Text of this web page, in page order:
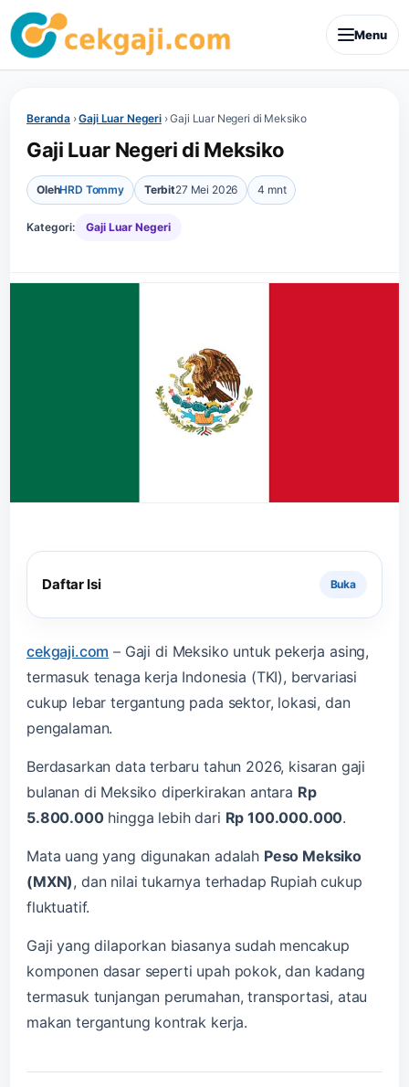
Menu
Beranda›Gaji Luar Negeri›Gaji Luar Negeri di Meksiko
Gaji Luar Negeri di Meksiko
OlehHRD Tommy Terbit27 Mei 2026 4 mnt
Kategori: Gaji Luar Negeri
Daftar Isi
cekgaji.com – Gaji di Meksiko untuk pekerja asing,
termasuk tenaga kerja Indonesia (TKI), bervariasi
cukup lebar tergantung pada sektor, lokasi, dan
pengalaman.
Berdasarkan data terbaru tahun 2026, kisaran gaji
bulanan di Meksiko diperkirakan antara Rp
5.800.000hingga lebih dari Rp 100.000.000.
Mata uang yang digunakan adalah Peso Meksiko
(MXN), dan nilai tukarnya terhadap Rupiah cukup
fluktuatif.
Gaji yang dilaporkan biasanya sudah mencakup
komponen dasar seperti upah pokok, dan kadang
termasuk tunjangan perumahan, transportasi, atau
makan tergantung kontrak kerja.